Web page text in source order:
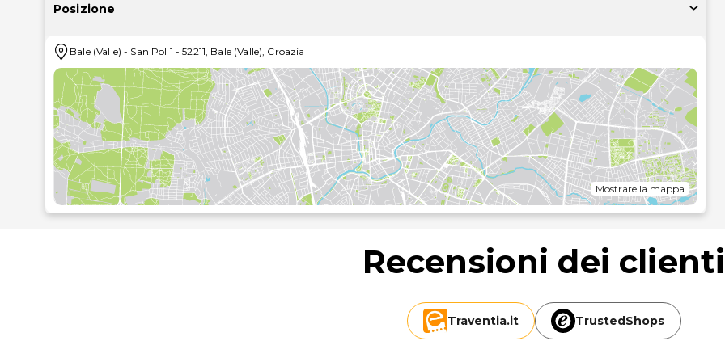
molti altri servizi ricreativi, il divertimento è assicurato! Questo campeggio offre, inoltre, il Wi-Fi gratuito e
un'area barbecue.
Scegliendo uno tra i 4 ristoranti presso un campeggio potrai gustare ottimi piatti, mentre se vuoi restare nel tuo
alloggio potrai richiedere il servizio in camera con orario limitato. Un bar a bordo piscina, 2 bar/lounge e 2 bar sulla
spiaggia ti offrono il contesto giusto se desideri un drink rinfrescante.
Potrai usufruire di personale poliglotta, un servizio lavanderia e una cassetta di sicurezza presso la reception.
Stai pianificando un evento a Valle? Presso un campeggio avrai a disposizione 400 metri quadrati di spazio con
un'area per conferenze. Il un parcheggio gratuito è disponibile in loco.
Posizione
Bale (Valle) - San Pol 1 -52211, Bale (Valle), Croazia
Mostrare la mappa
Recensioni dei clienti
Traventia.it TrustedShops